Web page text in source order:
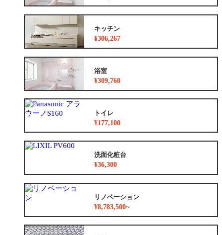
キッチン
¥306,267
浴室
¥309,760
トイレ
¥177,100
洗面化粧台
¥36,300
リノベーション
¥8,783,500~